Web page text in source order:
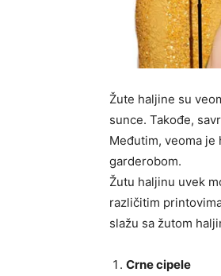
Žute haljine su
sunce. Takođe,
Međutim, veoma
garderobom.
Žutu haljinu uvek
različitim
slažu sa žutom
Crne cipele